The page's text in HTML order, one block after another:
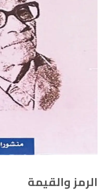
الرمز والقيمة